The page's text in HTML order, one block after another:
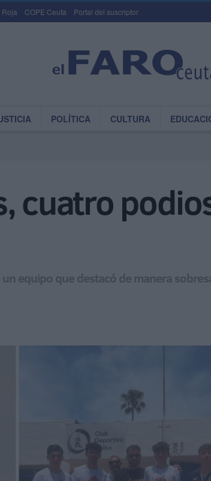
Roja COPE Ceuta Portal del suscriptor
POLÍTICA CULTURA
cuatro
equipo que destacó de manera